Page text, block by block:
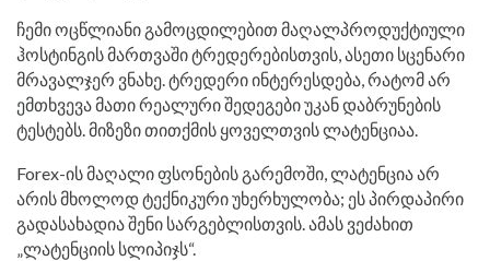
ჩემი ოცწლიანი გამოცდილებით მაღალპროდუქტიული
ჰოსტინგის მართვაში ტრედერებისთვის, ასეთი სცენარი
მრავალჯერ ვნახე. ტრედერი ინტერესდება, რატომ არ
ემთხვევა მათი რეალური შედეგები უკან დაბრუნების
ტესტებს. მიზეზი თითქმის ყოველთვის ლატენციაა.
Forex-ის მაღალი ფსონების გარემოში, ლატენცია არ
არის მხოლოდ ტექნიკური უხერხულობა; ეს პირდაპირი
გადასახადია შენი სარგებლისთვის. ამას ვეძახით
„ლატენციის სლიპიჯს“.